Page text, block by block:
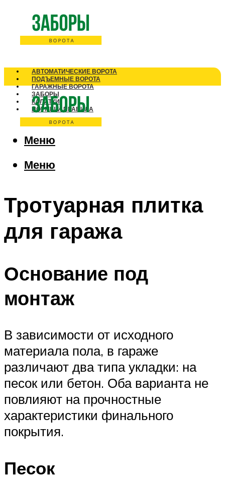
АВТОМАТИЧЕСКИЕ ВОРОТА
ПОДЪЕМНЫЕ ВОРОТА
ГАРАЖНЫЕ ВОРОТА
ЗАБОРЫ
КАЛИТКИ
НОРМЫ И ПРАВИЛА
Меню
Меню
Тротуарная плитка
для гаража
Основание под
монтаж
В зависимости от исходного
материала пола, в гараже
различают два типа укладки: на
песок или бетон. Оба варианта не
повлияют на прочностные
характеристики финального
покрытия.
Песок